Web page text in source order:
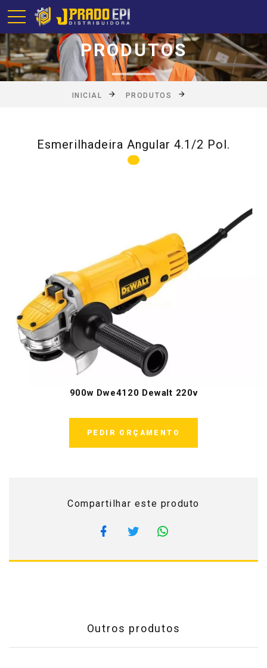
PRODUTOS
INICIAL PRODUTOS
Esmerilhadeira Angular 4.1/2 Pol.
900w Dwe4120 Dewalt 220v
PEDIR ORÇAMENTO
Compartilhar este produto
Outros produtos